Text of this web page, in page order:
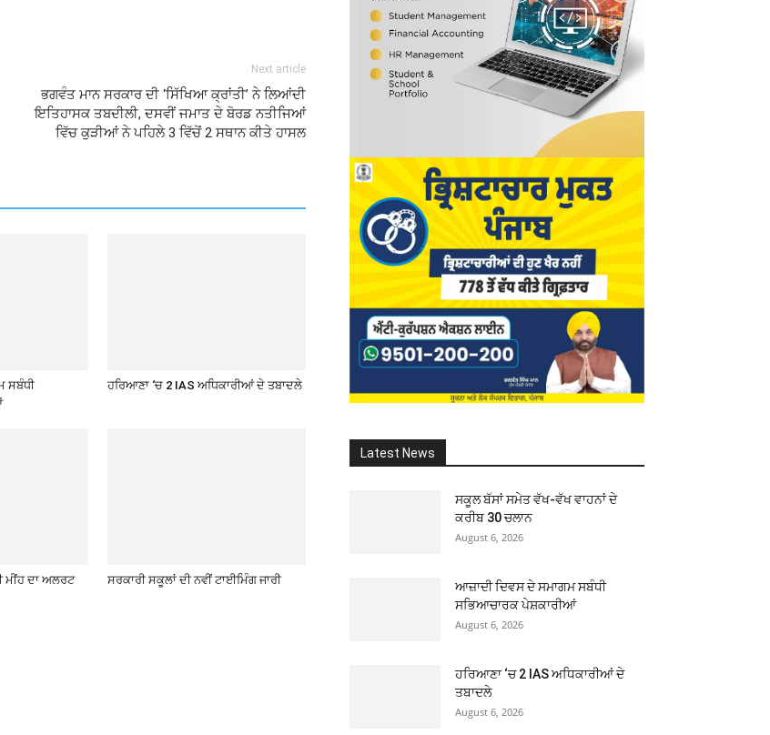
Next article
ਭਗਵੰਤ ਮਾਨ ਸਰਕਾਰ ਦੀ ‘ਸਿੱਖਿਆ ਕ੍ਰਾਂਤੀ’ ਨੇ ਲਿਆਂਦੀ
ਇਤਿਹਾਸਕ ਤਬਦੀਲੀ, ਦਸਵੀਂ ਜਮਾਤ ਦੇ ਬੋਰਡ ਨਤੀਜਿਆਂ
ਵਿੱਚ ਕੁੜੀਆਂ ਨੇ ਪਹਿਲੇ 3 ਵਿੱਚੋਂ 2 ਸਥਾਨ ਕੀਤੇ ਹਾਸਲ
ਸਬੰਧੀ
ਹਰਿਆਣਾ ‘ਚ 2 IAS ਅਧਿਕਾਰੀਆਂ ਦੇ ਤਬਾਦਲੇ
ਮੀਂਹ ਦਾ ਅਲਰਟ ਸਰਕਾਰੀ ਸਕੂਲਾਂ ਦੀ ਨਵੀਂ ਟਾਈਮਿੰਗ ਜਾਰੀ
Latest News
ਸਕੂਲ ਬੱਸਾਂ ਸਮੇਤ ਵੱਖ-ਵੱਖ ਵਾਹਨਾਂ ਦੇ
ਕਰੀਬ 30 ਚਲਾਨ
August 6, 2026
ਆਜ਼ਾਦੀ ਦਿਵਸ ਦੇ ਸਮਾਗਮ ਸਬੰਧੀ
ਸਭਿਆਚਾਰਕ ਪੇਸ਼ਕਾਰੀਆਂ
August 6, 2026
ਹਰਿਆਣਾ ‘ਚ 2 IAS ਅਧਿਕਾਰੀਆਂ ਦੇ
ਤਬਾਦਲੇ
August 6, 2026